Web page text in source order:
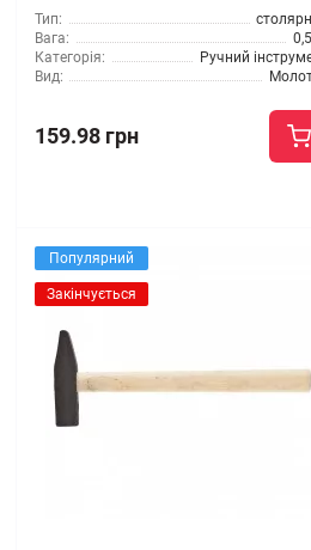
Тип:
Вага:
Категорія:
Ручний
Вид:
159.98 грн
Популярний
Закінчується